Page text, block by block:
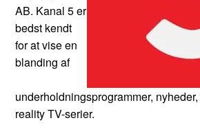
AB. Kanal 5 er
bedst kendt
for at vise en
blanding af
underholdningsprogrammer,
reality TV-serier.